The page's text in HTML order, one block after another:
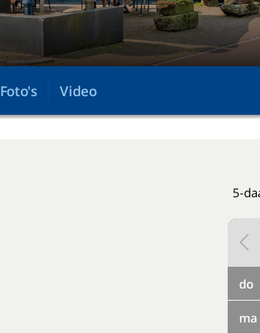
Foto's Video
5-
do
ma